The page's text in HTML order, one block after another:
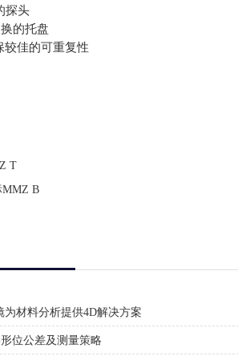
探头
的托盘
较佳的可重复性
T
MMZ B
材料分析提供4D解决方案
位公差及测量策略